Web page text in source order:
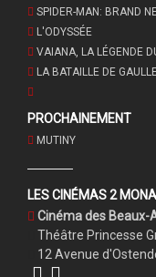
SPIDER-MAN: BRAND
L'ODYSSÉE
VAIANA, LA LÉGENDE
LA BATAILLE DE
PROCHAINEMENT
MUTINY
LES CINÉMAS 2
Cinéma des Beaux-
Théâtre Princesse
12 Avenue